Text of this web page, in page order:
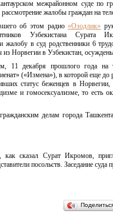
межрайонном суде по
жалобы граждан на
об этом радио«Озодлик»
Узбекистана Сурата
жалобу в суд родственники 6
из Норвегии в Узбекистан,
11 декабря прошлого года на
(«Измена»), в которой еще до
статус беженцев в
и гомосексуализме, то есть
делам города
как сказал Сурат Икромов,
посольств. Заседание суда